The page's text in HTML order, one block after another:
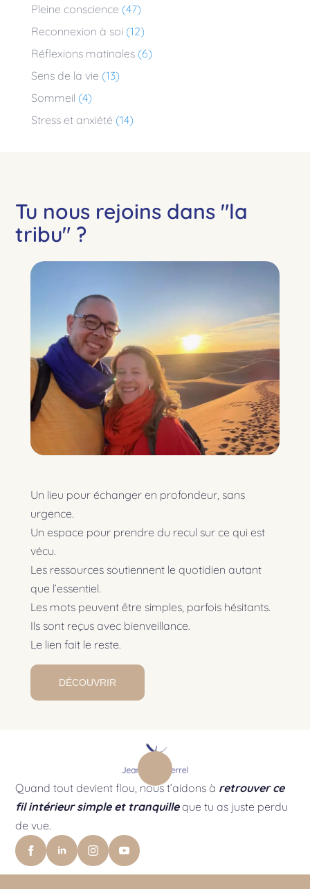
Pleine conscience (47)
Reconnexion à soi (12)
Réflexions matinales (6)
Sens de la vie (13)
Sommeil (4)
Stress et anxiété (14)
Tu nous rejoins dans "la
tribu" ?
Un lieu pour échanger en profondeur, sans
urgence.
Un espace pour prendre du recul sur ce qui est
vécu.
Les ressources soutiennent le quotidien autant
que l’essentiel.
Les mots peuvent être simples, parfois hésitants.
Ils sont reçus avec bienveillance.
Le lien fait le reste.
DÉCOUVRIR
Quand tout devient flou, nous t’aidons à retrouver ce
fil intérieur simple et tranquilleque tu as juste perdu
de vue.